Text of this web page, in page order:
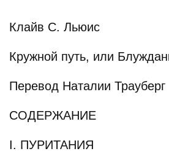
Клайв С. Льюис
Кружной путь, или
Перевод Наталии Трауберг
СОДЕРЖАНИЕ
I. ПУРИТАНИЯ